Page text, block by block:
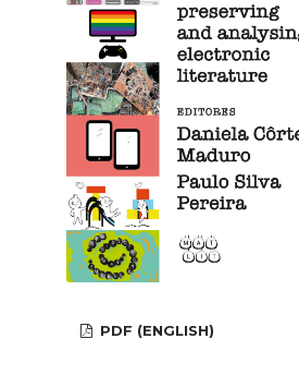
PDF (ENGLISH)